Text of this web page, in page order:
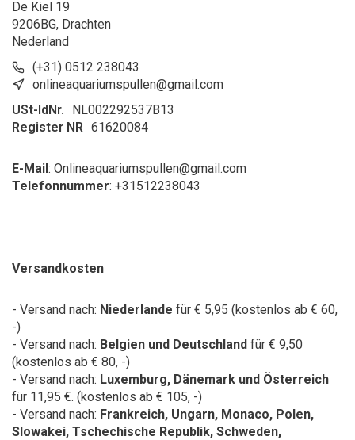
De Kiel 19
9206BG, Drachten
Nederland
(+31) 0512 238043
onlineaquariumspullen@gmail.com
USt-IdNr.
NL002292537B13
Register NR 61620084
E-Mail: Onlineaquariumspullen@gmail.com
Telefonnummer: +31512238043
Versandkosten
- Versand nach: Niederlande für € 5,95 (kostenlos ab € 60,
-)
- Versand nach: Belgien und Deutschland für € 9,50
(kostenlos ab € 80, -)
- Versand nach: Luxemburg, Dänemark und Österreich
für 11,95 €. (kostenlos ab € 105, -)
- Versand nach: Frankreich, Ungarn, Monaco, Polen,
Slowakei, Tschechische Republik, Schweden,